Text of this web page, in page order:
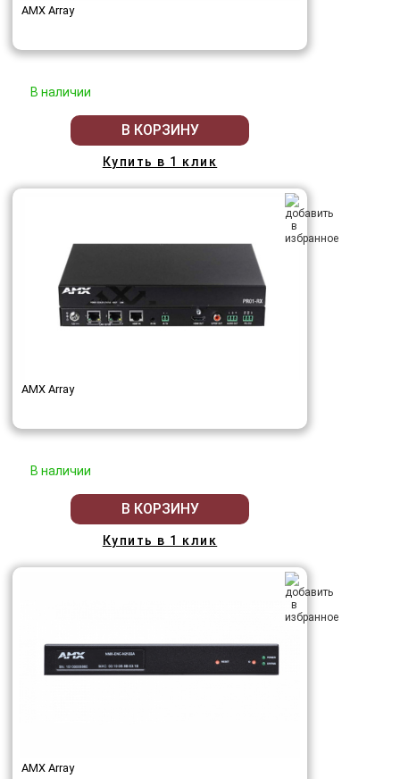
AMX Array
В наличии
В КОРЗИНУ
Купить в 1 клик
AMX Array
В наличии
В КОРЗИНУ
Купить в 1 клик
AMX Array